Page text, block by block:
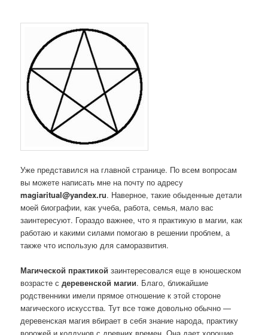
Уже представился на главной странице. По всем вопросам
вы можете написать мне на почту по адресу
magiaritual@yandex.ru. Наверное, такие обыденные детали
моей биографии, как учеба, работа, семья, мало вас
заинтересуют. Гораздо важнее, что я практикую в магии, как
работаю и какими силами помогаю в решении проблем, а
также что использую для саморазвития.
Магической практикой заинтересовался еще в юношеском
возрасте сдеревенской магии. Благо, ближайшие
родственники имели прямое отношение к этой стороне
магического искусства. Тут все тоже довольно обычно —
деревенская магия вбирает в себя знание народа, практику